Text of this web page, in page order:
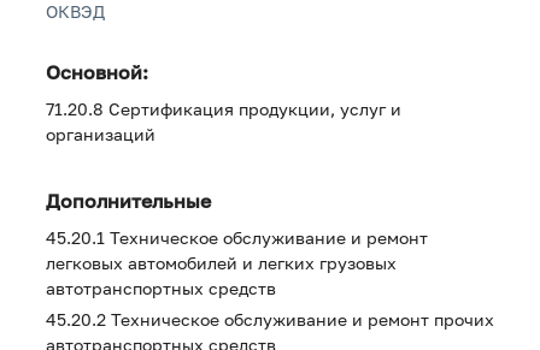
ОКВЭД
Основной:
71.20.8 Сертификация продукции, услуг и
организаций
Дополнительные
45.20.1 Техническое обслуживание и ремонт
легковых автомобилей и легких грузовых
автотранспортных средств
45.20.2 Техническое обслуживание и ремонт прочих
автотранспортных средств